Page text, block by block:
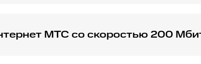
МТС со скоростью 200